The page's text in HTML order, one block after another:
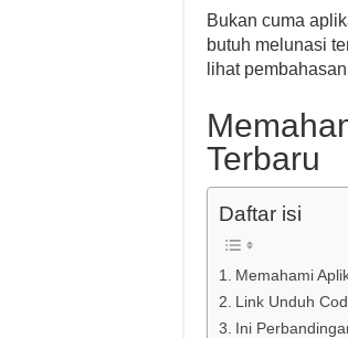
Bukan cuma
butuh melunasi
lihat
Terbaru
Daftar isi
Memahami
Link Unduh
Ini